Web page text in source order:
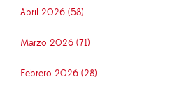
Abril 2026 (58)
Marzo 2026 (71)
Febrero 2026 (28)